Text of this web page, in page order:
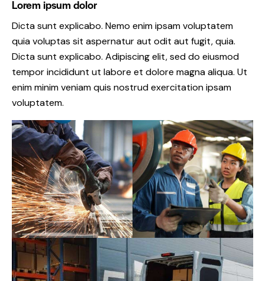
Lorem ipsum dolor
Dicta sunt explicabo. Nemo enim ipsam voluptatem
quia voluptas sit aspernatur aut odit aut fugit, quia.
Dicta sunt explicabo. Adipiscing elit, sed do eiusmod
tempor incididunt ut labore et dolore magna aliqua. Ut
enim minim veniam quis nostrud exercitation ipsam
voluptatem.